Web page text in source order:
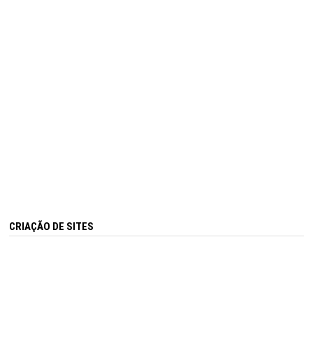
CRIAÇÃO DE SITES